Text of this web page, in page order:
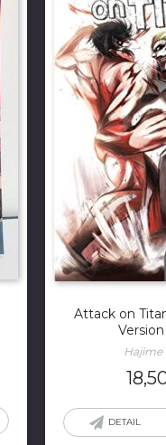
Attack on
Hajime
DETAIL